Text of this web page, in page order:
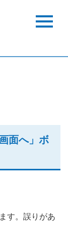
面へ」ボ
す。誤りがあ